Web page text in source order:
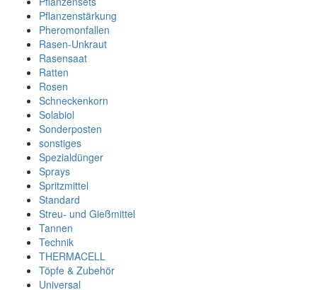
Pflanzenstärkung
Pheromonfallen
Rasen-Unkraut
Rasensaat
Ratten
Rosen
Schneckenkorn
Solabiol
Sonderposten
sonstiges
Spezialdünger
Sprays
Spritzmittel
Standard
Streu- und Gießmittel
Tannen
Technik
THERMACELL
Töpfe & Zubehör
Universal